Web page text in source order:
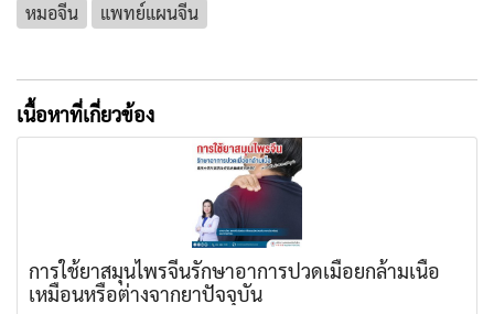
หมอจีน
แพทย์แผนจีน
เนื้อหาที่เกี่ยวข้อง
การใช้ยาสมุนไพรจีนรักษาอาการปวดเมื่อยกล้ามเนื้อ
เหมือนหรือต่างจากยาปัจจุบัน